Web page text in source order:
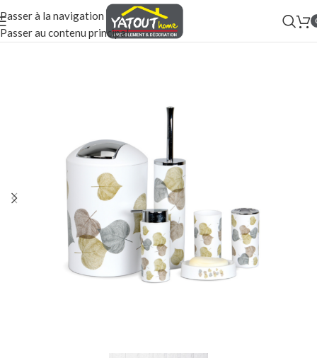
Passer à la navigation
Passer au contenu principal